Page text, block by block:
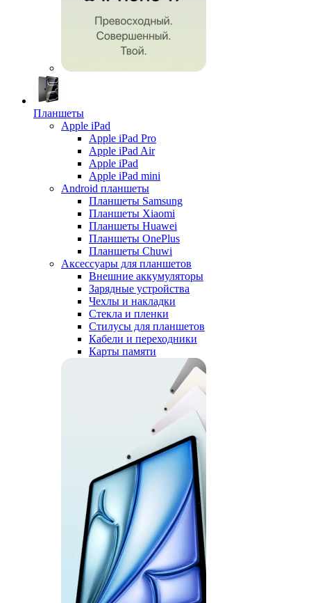
Планшеты
Apple iPad
Apple iPad Pro
Apple iPad Air
Apple iPad
Apple iPad mini
Android планшеты
Планшеты Samsung
Планшеты Xiaomi
Планшеты Huawei
Планшеты OnePlus
Планшеты Chuwi
Аксессуары для планшетов
Внешние аккумуляторы
Зарядные устройства
Чехлы и накладки
Стекла и пленки
Стилусы для планшетов
Кабели и переходники
Карты памяти